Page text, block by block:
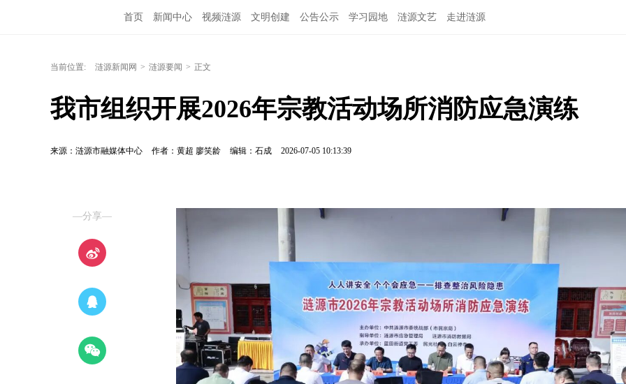
首页 新闻中心 视频涟源 文明创建 公告公示 学习园地 涟源文艺 走进涟源
当前位置: 涟源新闻网 > 涟源要闻 > 正文
我市组织开展2026年宗教活动场所消防应急演练
来源：涟源市融媒体中心 作者：黄超 廖笑龄 编辑：石成 2026-07-05 10:13:39
—分享—